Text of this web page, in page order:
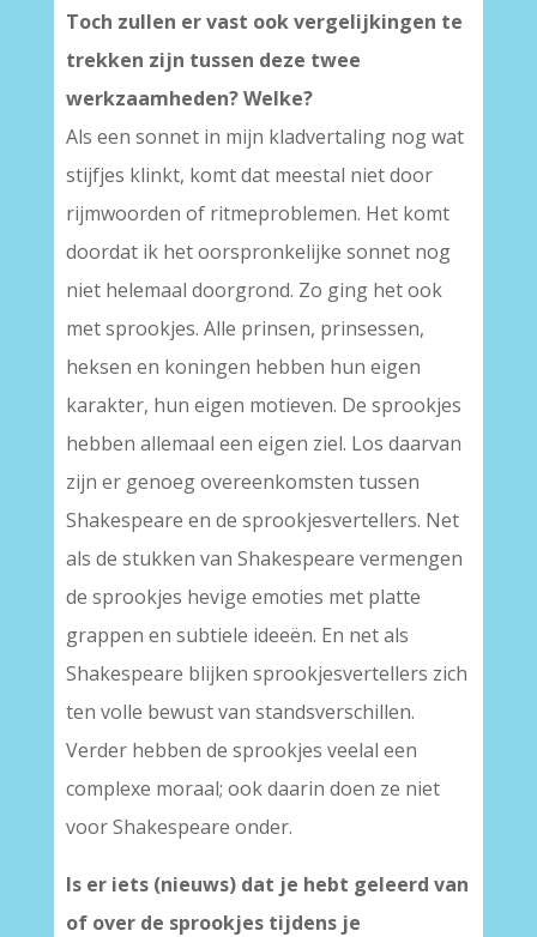
Toch zullen er vast ook vergelijkingen te
trekken zijn tussen deze twee
werkzaamheden? Welke?
Als een sonnet in mijn kladvertaling nog wat
stijfjes klinkt, komt dat meestal niet door
rijmwoorden of ritmeproblemen. Het komt
doordat ik het oorspronkelijke sonnet nog
niet helemaal doorgrond. Zo ging het ook
met sprookjes. Alle prinsen, prinsessen,
heksen en koningen hebben hun eigen
karakter, hun eigen motieven. De sprookjes
hebben allemaal een eigen ziel. Los daarvan
zijn er genoeg overeenkomsten tussen
Shakespeare en de sprookjesvertellers. Net
als de stukken van Shakespeare vermengen
de sprookjes hevige emoties met platte
grappen en subtiele ideeën. En net als
Shakespeare blijken sprookjesvertellers zich
ten volle bewust van standsverschillen.
Verder hebben de sprookjes veelal een
complexe moraal; ook daarin doen ze niet
voor Shakespeare onder.
Is er iets (nieuws) dat je hebt geleerd van
of over de sprookjes tijdens je